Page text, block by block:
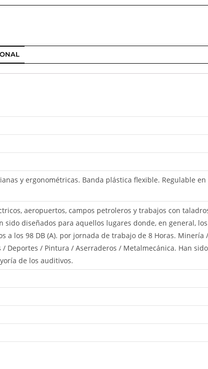
y ergonométricas. Banda plástica flexible. Regulable
aeropuertos, campos petroleros y trabajos con
diseñados para aquellos lugares donde, en general, los
a los 98 DB (A). por jornada de trabajo de 8 Horas. Minería /
Deportes / Pintura / Aserraderos / Metalmecánica. Han sido
de los auditivos.